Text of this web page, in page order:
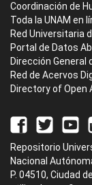
Coordinación de
Toda la UNAM en
Red Universitaria
Portal de Datos
Dirección General
Red de Acervos
Directory of Open
Repositorio
Nacional
P. 04510, Ciudad